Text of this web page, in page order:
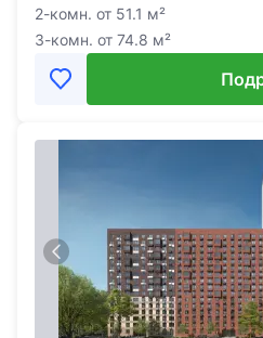
2-комн. от 51.1 м²
3-комн. от 74.8 м²